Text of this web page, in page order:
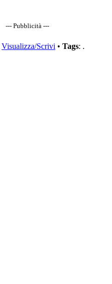
--- Pubblicità ---
Visualizza/Scrivi • Tags: .